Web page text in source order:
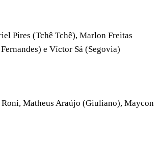
Pires (Tchê Tchê), Marlon Freitas
e Víctor Sá (Segovia)
Matheus Araújo (Giuliano), Maycon